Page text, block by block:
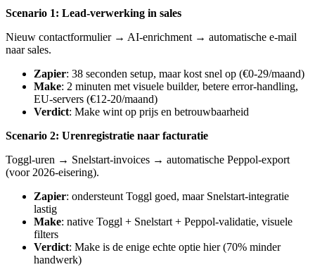
Scenario 1: Lead-verwerking in sales
Nieuw contactformulier → AI-enrichment → automatische e-mail
naar sales.
Zapier: 38 seconden setup, maar kost snel op (€0-29/maand)
Make: 2 minuten met visuele builder, betere error-handling,
EU-servers (€12-20/maand)
Verdict: Make wint op prijs en betrouwbaarheid
Scenario 2: Urenregistratie naar facturatie
Toggl-uren → Snelstart-invoices → automatische Peppol-export
(voor 2026-eisering).
Zapier: ondersteunt Toggl goed, maar Snelstart-integratie
lastig
Make: native Toggl + Snelstart + Peppol-validatie, visuele
filters
Verdict: Make is de enige echte optie hier (70% minder
handwerk)